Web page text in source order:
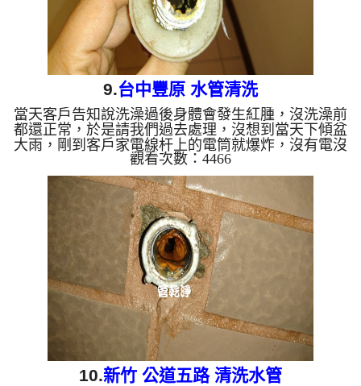
9.台中豐原 水管清洗
當天客戶告知說洗澡過後身體會發生紅腫，沒洗澡前
都還正常，於是請我們過去處理，沒想到當天下傾盆
大雨，剛到客戶家電線杆上的電筒就爆炸，沒有電沒
辦法做，白跑了一趟，但是客戶請我們過幾天再過去
處理，處理當天才剛拆下三角凡爾，就發現管路中密
密麻麻的碳酸鈣，如下圖，於是我們架起 水管清洗
機 器，剛把水打出管路外，就發現管路內的水有灰
色粉塵，請看下圖，於是本公司開始 清洗水管 ， 洗
水管 過程中，水龍頭不斷冒出髒水， 水管清洗 約兩
個小時，水管出水總算透明潔淨。 清洗水管 水管清
洗 洗水管 ...
觀看次數：4466
10.新竹 公道五路 清洗水管